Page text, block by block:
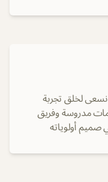
لخلق تجربة
مدروسة وفريق
أولوياته